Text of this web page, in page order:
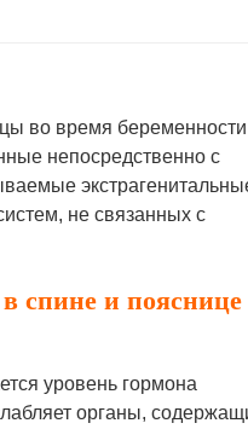
во время беременности
непосредственно с
не связанных с
спине и пояснице
уровень гормона
органы,